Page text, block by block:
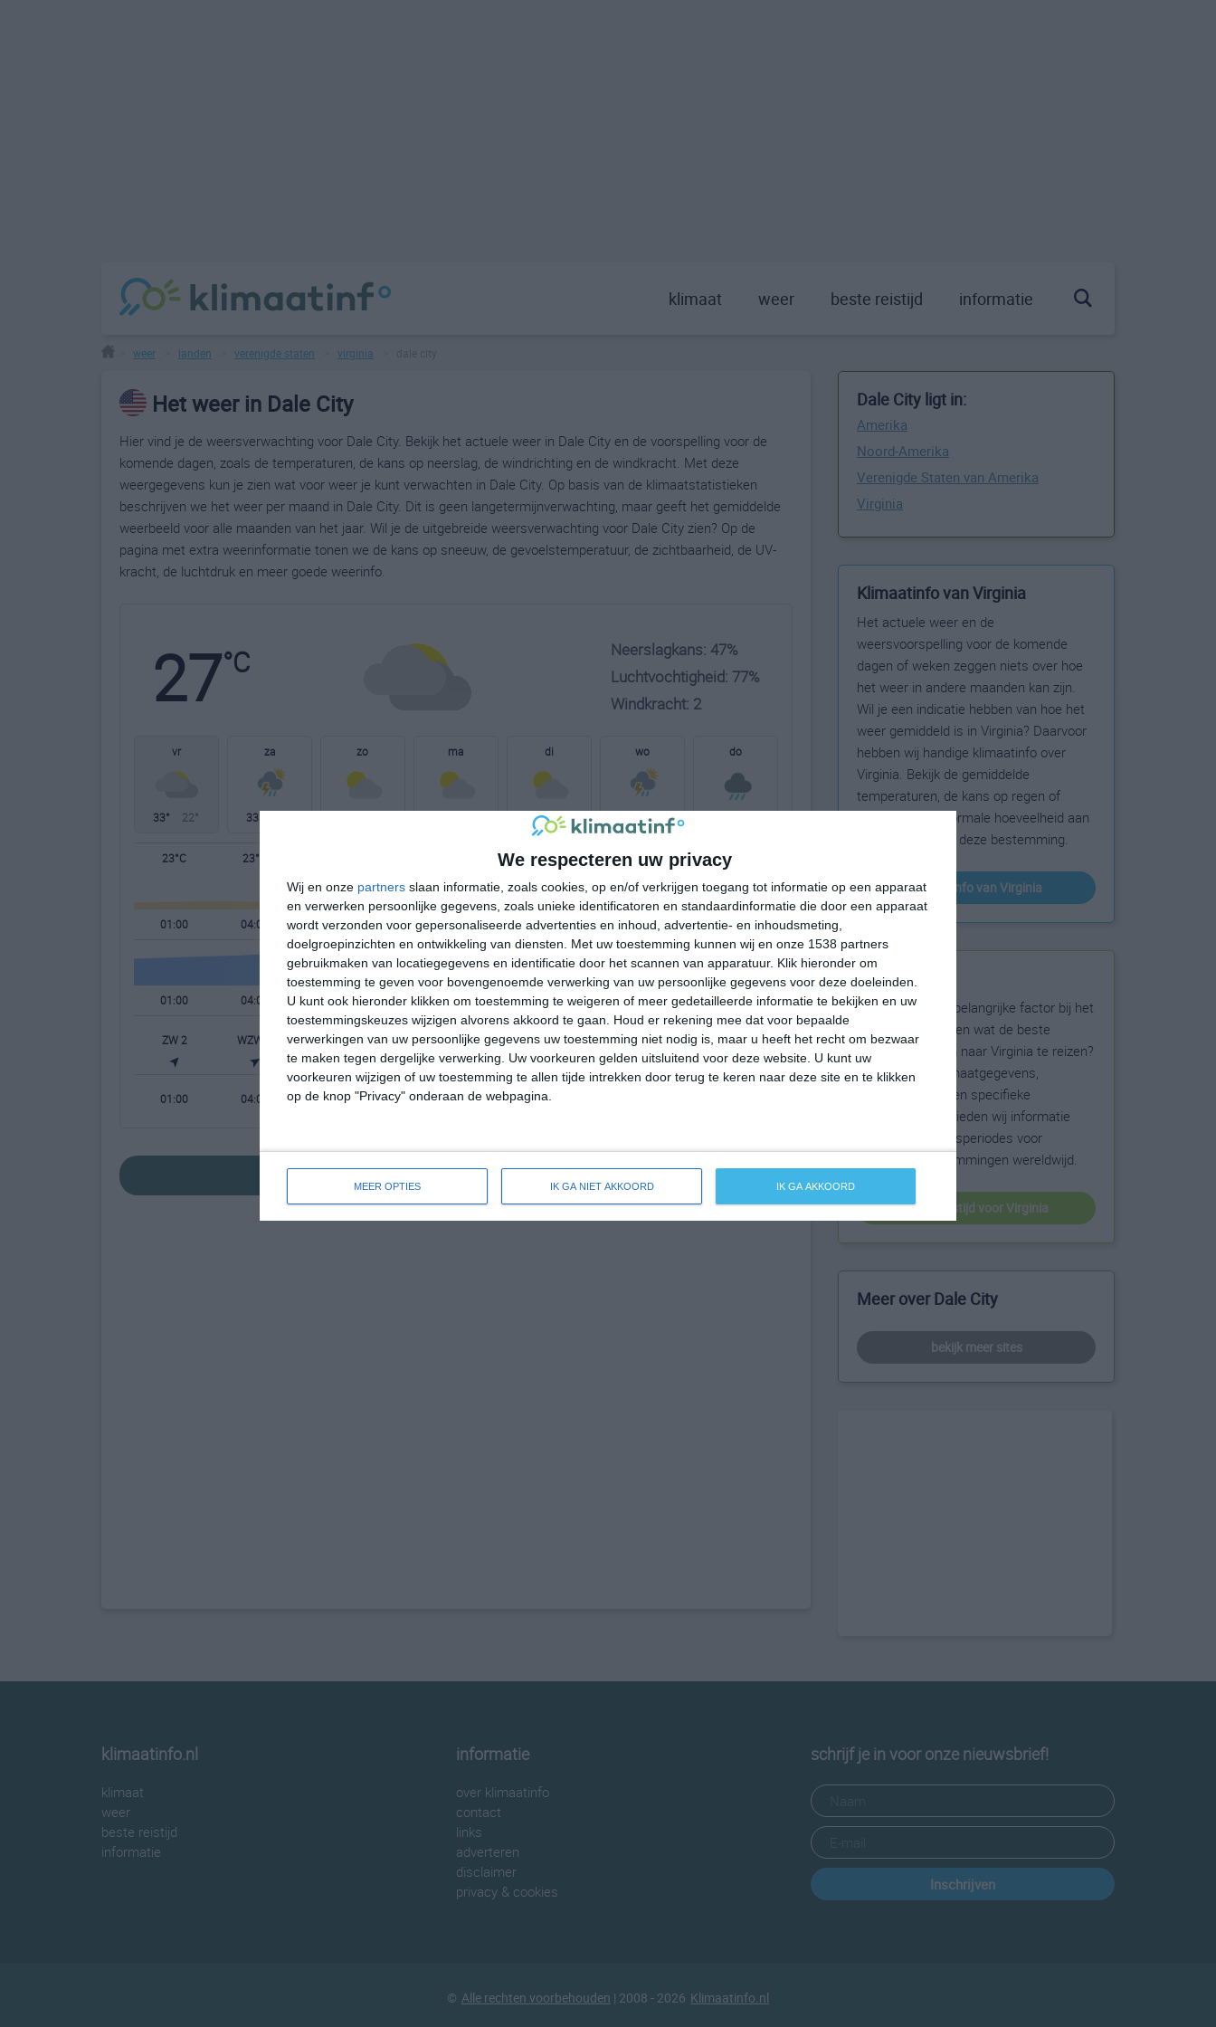
We respecteren uw privacy
Wij en onze partners slaan informatie, zoals cookies, op en/of verkrijgen toegang tot informatie op een apparaat
en verwerken persoonlijke gegevens, zoals unieke identificatoren en standaardinformatie die door een apparaat
wordt verzonden voor gepersonaliseerde advertenties en inhoud, advertentie- en inhoudsmeting,
doelgroepinzichten en ontwikkeling van diensten.
Met uw toestemming kunnen wij en onze 1538 partners
gebruikmaken van locatiegegevens en identificatie door het scannen van apparatuur. Klik hieronder om
toestemming te geven voor bovengenoemde verwerking van uw persoonlijke gegevens voor deze doeleinden.
U kunt ook hieronder klikken om toestemming te weigeren of meer gedetailleerde informatie te bekijken en uw
toestemmingskeuzes wijzigen alvorens akkoord te gaan.
Houd er rekening mee dat voor bepaalde
verwerkingen van uw persoonlijke gegevens uw toestemming niet nodig is, maar u heeft het recht om bezwaar
te maken tegen dergelijke verwerking. Uw voorkeuren gelden uitsluitend voor deze website. U kunt uw
voorkeuren wijzigen of uw toestemming te allen tijde intrekken door terug te keren naar deze site en te klikken
op de knop "Privacy" onderaan de webpagina.
MEER OPTIES IK GA NIET AKKOORD IK GA AKKOORD
klimaat weer beste reistijd informatie
weer landen verenigde staten virginia
Het weer in Dale City
Hier vind je de weersverwachting voor Dale City. Bekijk het actuele weer in Dale City en de voorspelling voor de
komende dagen, zoals de temperaturen, de kans op neerslag, de windrichting en de windkracht. Met deze
weergegevens kun je zien wat voor weer je kunt verwachten in Dale City. Op basis van de klimaatstatistieken
beschrijven we het weer per maand in Dale City. Dit is geen langetermijnverwachting, maar geeft het gemiddelde
weerbeeld voor alle maanden van het jaar. Wil je de uitgebreide weersverwachting voor Dale City zien? Op de
pagina met extra weerinformatie tonen we de kans op sneeuw, de gevoelstemperatuur, de zichtbaarheid, de UV-
kracht, de luchtdruk en meer goede weerinfo.
27°C
Neerslagkans: 47%
Luchtvochtigheid: 77%
Windkracht: 2
vr
33° 22°
za
33°
zo ma di
34° 23°
wo
22°
do
23°C 23°C 32°C 33°C 29°C 25°C
01:00 04:00 07:00 10:00 13:00 16:00 19:00 22:00
01:00 04:00 07:00 10:00 13:00 16:00 19:00 22:00
ZW 2 WZW 1 ZW 1 ZZW 2 ZZW 3 ZZW 3 WZW 2 WZW 2
01:00 04:00 07:00 10:00 13:00
bekijk de uitgebreide weersverwachting voor Dale City
Dale City ligt in:
Amerika
Noord-Amerika
Verenigde Staten van Amerika
Virginia
Klimaatinfo van Virginia
Het actuele weer en de
weersvoorspelling voor de komende
dagen of weken zeggen niets over hoe
het weer in andere maanden kan zijn.
Wil je een indicatie hebben van hoe het
weer gemiddeld is in Virginia? Daarvoor
hebben wij handige klimaatinfo over
Virginia. Bekijk de gemiddelde
temperaturen, de kans op regen of
sneeuw en de normale hoeveelheid aan
zonneschijn voor deze bestemming.
klimaatinfo van Virginia
Beste reistijd
Het weer is een belangrijke factor bij het
reizen. Wil je weten wat de beste
maanden zijn om naar Virginia te reizen?
Op basis van klimaatgegevens,
weersextremen en specifieke
weerinformatie bieden wij informatie
over de beste reisperiodes voor
duizenden bestemmingen wereldwijd.
beste reistijd voor Virginia
Meer over Dale City
bekijk meer sites
klimaatinfo.nl
klimaat
weer
beste reistijd
informatie
informatie
over klimaatinfo
contact
links
adverteren
disclaimer
privacy & cookies
schrijf je in voor onze nieuwsbrief!
Inschrijven
© Alle rechten voorbehouden | 2008 - 2026 Klimaatinfo.nl